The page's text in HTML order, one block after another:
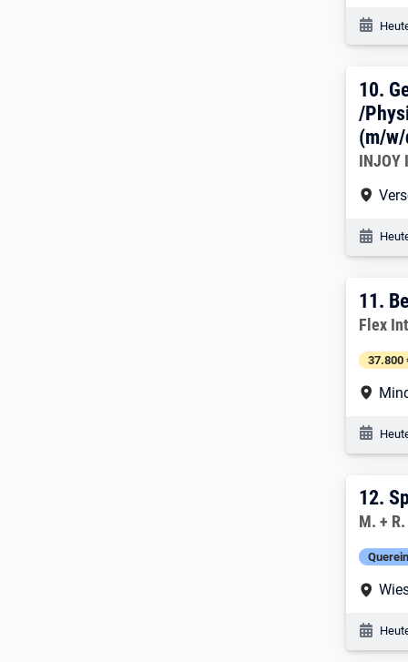
10.
10.
/
(m/
INJOY
11.
11.
Flex
37.800
12.
12.
M. +